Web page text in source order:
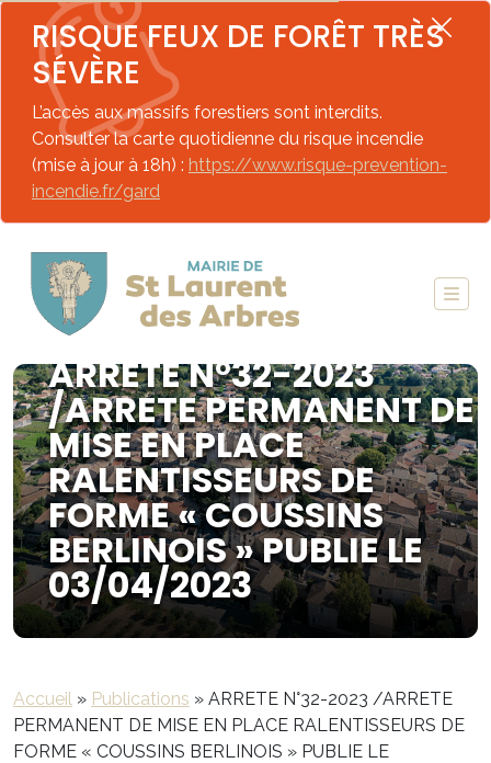
RISQUE FEUX DE FORÊT TRÈS
SÉVÈRE
L’accès aux massifs forestiers sont interdits.
Consulter la carte quotidienne du risque incendie
(mise à jour à 18h) : https://www.risque-prevention-
incendie.fr/gard
ARRETE N°32-2023
/ARRETE PERMANENT DE
MISE EN PLACE
RALENTISSEURS DE
FORME « COUSSINS
BERLINOIS » PUBLIE LE
03/04/2023
Accueil » Publications » ARRETE N°32-2023 /ARRETE
PERMANENT DE MISE EN PLACE RALENTISSEURS DE
FORME « COUSSINS BERLINOIS » PUBLIE LE